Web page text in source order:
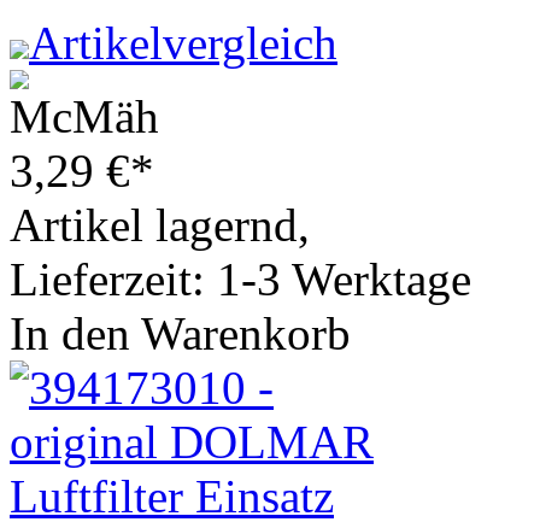
Artikelvergleich
3,29 €*
Artikel lagernd,
Lieferzeit: 1-3 Werktage
In den Warenkorb